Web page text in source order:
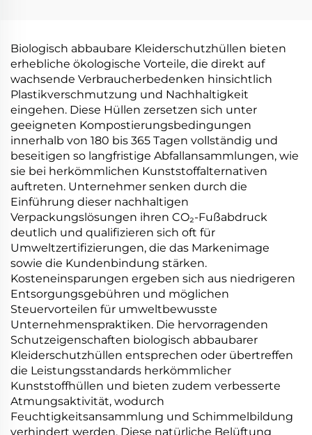
Material
Biologisch abbaubare Kleiderschutzhüllen bieten
erhebliche ökologische Vorteile, die direkt auf
wachsende Verbraucherbedenken hinsichtlich
Plastikverschmutzung und Nachhaltigkeit
eingehen. Diese Hüllen zersetzen sich unter
geeigneten Kompostierungsbedingungen
innerhalb von 180 bis 365 Tagen vollständig und
beseitigen so langfristige Abfallansammlungen, wie
sie bei herkömmlichen Kunststoffalternativen
auftreten. Unternehmer senken durch die
Einführung dieser nachhaltigen
Verpackungslösungen ihren CO₂-Fußabdruck
deutlich und qualifizieren sich oft für
Umweltzertifizierungen, die das Markenimage
sowie die Kundenbindung stärken.
Kosteneinsparungen ergeben sich aus niedrigeren
Entsorgungsgebühren und möglichen
Steuervorteilen für umweltbewusste
Unternehmenspraktiken. Die hervorragenden
Schutzeigenschaften biologisch abbaubarer
Kleiderschutzhüllen entsprechen oder übertreffen
die Leistungsstandards herkömmlicher
Kunststoffhüllen und bieten zudem verbesserte
Atmungsaktivität, wodurch
Feuchtigkeitsansammlung und Schimmelbildung
verhindert werden. Diese natürliche Belüftung